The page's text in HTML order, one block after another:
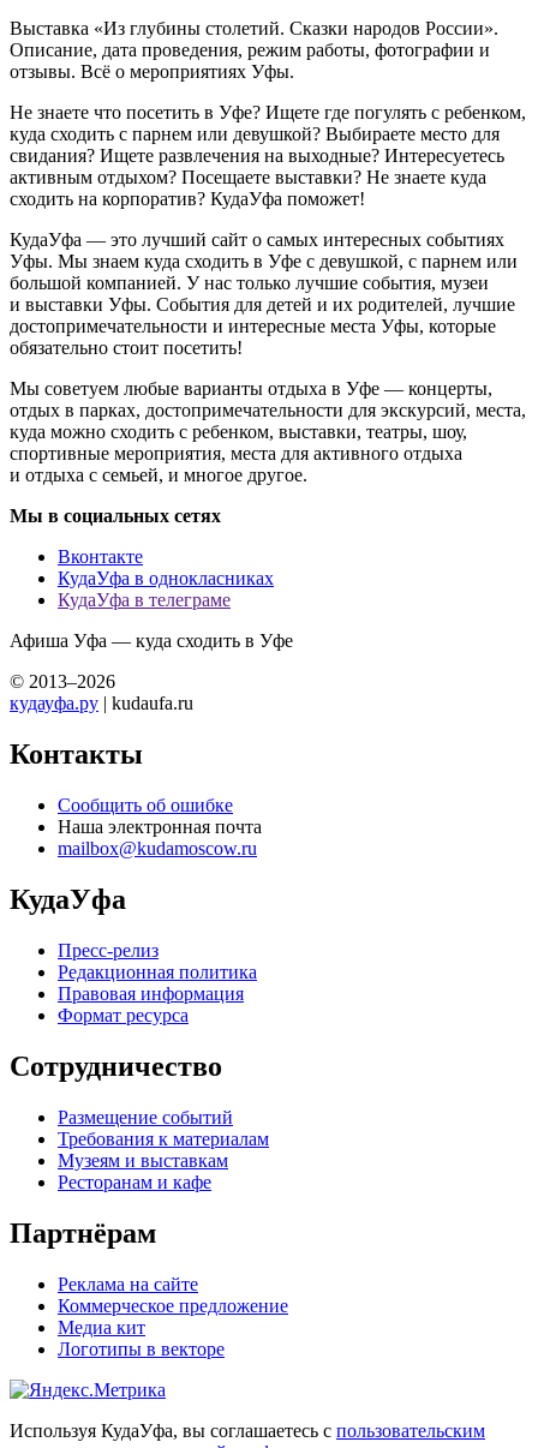
Выставка «Из глубины столетий. Сказки народов России».
Описание, дата проведения, режим работы, фотографии и
отзывы. Всё о мероприятиях Уфы.
Не знаете что посетить в Уфе? Ищете где погулять с ребенком,
куда сходить с парнем или девушкой? Выбираете место для
свидания? Ищете развлечения на выходные? Интересуетесь
активным отдыхом? Посещаете выставки? Не знаете куда
сходить на корпоратив? КудаУфа поможет!
КудаУфа — это лучший сайт о самых интересных событиях
Уфы. Мы знаем куда сходить в Уфе с девушкой, с парнем или
большой компанией. У нас только лучшие события, музеи
и выставки Уфы. События для детей и их родителей, лучшие
достопримечательности и интересные места Уфы, которые
обязательно стоит посетить!
Мы советуем любые варианты отдыха в Уфе — концерты,
отдых в парках, достопримечательности для экскурсий, места,
куда можно сходить с ребенком, выставки, театры, шоу,
спортивные мероприятия, места для активного отдыха
и отдыха с семьей, и многое другое.
Мы в социальных сетях
Вконтакте
КудаУфа в однокласниках
КудаУфа в телеграме
Афиша Уфа — куда сходить в Уфе
© 2013–2026
кудауфа.ру | kudaufa.ru
Контакты
Сообщить об ошибке
Наша электронная почта
mailbox@kudamoscow.ru
КудаУфа
Пресс-релиз
Редакционная политика
Правовая информация
Формат ресурса
Сотрудничество
Размещение событий
Требования к материалам
Музеям и выставкам
Ресторанам и кафе
Партнёрам
Реклама на сайте
Коммерческое предложение
Медиа кит
Логотипы в векторе
Используя КудаУфа, вы соглашаетесь с пользовательским